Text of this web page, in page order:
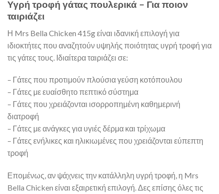
Υγρή τροφή γάτας πουλερικά – Για ποιον
ταιριάζει
Η Mrs Bella Chicken 415g είναι ιδανική επιλογή για
ιδιοκτήτες που αναζητούν υψηλής ποιότητας υγρή τροφή για
τις γάτες τους. Ιδιαίτερα ταιριάζει σε:
– Γάτες που προτιμούν πλούσια γεύση κοτόπουλου
– Γάτες με ευαίσθητο πεπτικό σύστημα
– Γάτες που χρειάζονται ισορροπημένη καθημερινή
διατροφή
– Γάτες με ανάγκες για υγιές δέρμα και τρίχωμα
– Γάτες ενήλικες και ηλικιωμένες που χρειάζονται εύπεπτη
τροφή
Επομένως, αν ψάχνεις την κατάλληλη υγρή τροφή, η Mrs
Bella Chicken είναι εξαιρετική επιλογή. Δες επίσης όλες τις